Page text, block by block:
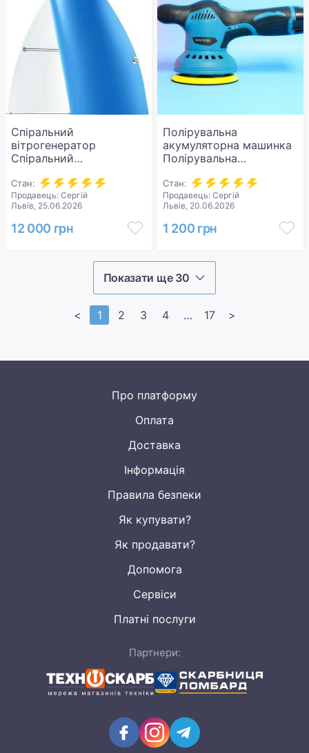
Спіральний
вітрогенератор
Спіральний
вертикальний
електромагнітний 12 В
500 Вт. Вітрова турбіна
з контролером, з
вертикальною віссю та
Стан:
Продавець: Сергій
Львів, 25.06.2026
12 000 грн
Полірувальна
акумуляторна машинка
Полірувальна
Waxing Polisher 12V. для
полірування, шліфування
автомобіля, меблів,
тощо.. 6 швидкостей.
Стан:
Продавець: Сергій
Львів, 20.06.2026
1 200 грн
Показати ще 30
< 1 2 3 4 >> 17 >
Про платформу
Оплата
Доставка
Інформація
Правила безпеки
Як купувати?
Як продавати?
Допомога
Сервіси
Платні послуги
Партнери: